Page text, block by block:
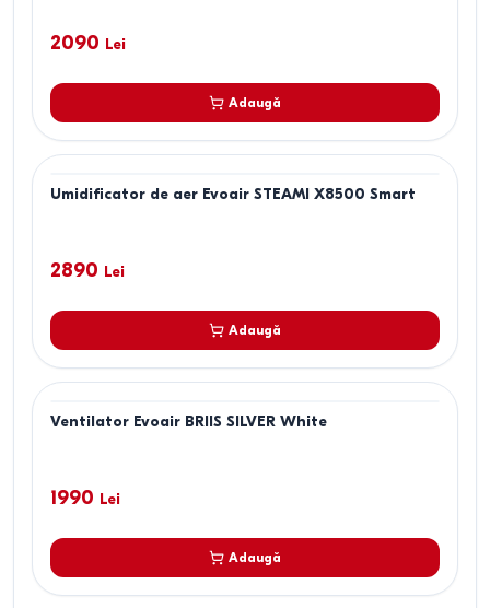
2090 Lei
Adaugă
Umidificator de aer Evoair STEAMI X8500 Smart
2890 Lei
Adaugă
Ventilator Evoair BRIIS SILVER White
1990 Lei
Adaugă